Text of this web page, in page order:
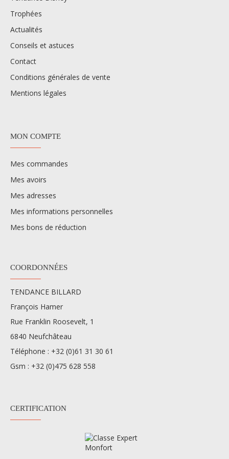
Trophées
Actualités
Conseils et astuces
Contact
Conditions générales de vente
Mentions légales
MON COMPTE
Mes commandes
Mes avoirs
Mes adresses
Mes informations personnelles
Mes bons de réduction
COORDONNÉES
TENDANCE BILLARD
François Hamer
Rue Franklin Roosevelt, 1
6840 Neufchâteau
Téléphone : +32 (0)61 31 30 61
Gsm : +32 (0)475 628 558
CERTIFICATION